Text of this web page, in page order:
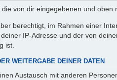
von dir eingegebenen und
berechtigt, im Rahmen einer
IP-Adresse und der von
ist.
WEITERGABE DEINER DATEN
Austausch mit anderen